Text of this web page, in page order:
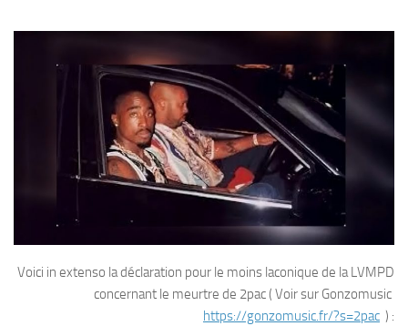
Voici in extenso la déclaration pour le moins laconique de la LVMPD
concernant le meurtre de 2pac ( Voir sur Gonzomusic
https://gonzomusic.fr/?s=2pac ) :